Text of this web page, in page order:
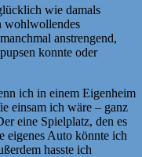
wie damals
wohlwollendes
anstrengend,
konnte oder
ich in einem Eigenheim
einsam ich wäre – ganz
eine Spielplatz, den es
eigenes Auto könnte ich
hasste ich